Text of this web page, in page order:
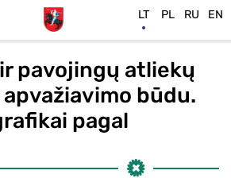
pavojingų atliekų
būdu.
pagal
LT PL RU EN